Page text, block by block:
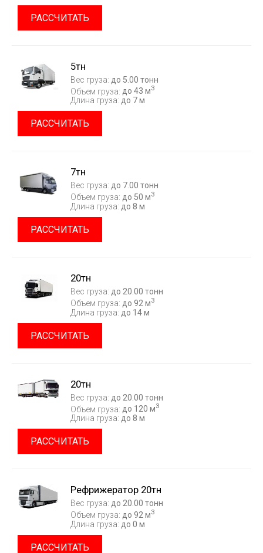
РАССЧИТАТЬ
5тн
Вес груза: до 5.00 тонн
Объем груза: до 43 м3
Длина груза: до 7 м
РАССЧИТАТЬ
7тн
Вес груза: до 7.00 тонн
Объем груза: до 50 м3
Длина груза: до 8 м
РАССЧИТАТЬ
20тн
Вес груза: до 20.00 тонн
Объем груза: до 92 м3
Длина груза: до 14 м
РАССЧИТАТЬ
20тн
Вес груза: до 20.00 тонн
Объем груза: до 120 м3
Длина груза: до 8 м
РАССЧИТАТЬ
Рефрижератор 20тн
Вес груза: до 20.00 тонн
Объем груза: до 92 м3
Длина груза: до 0 м
РАССЧИТАТЬ